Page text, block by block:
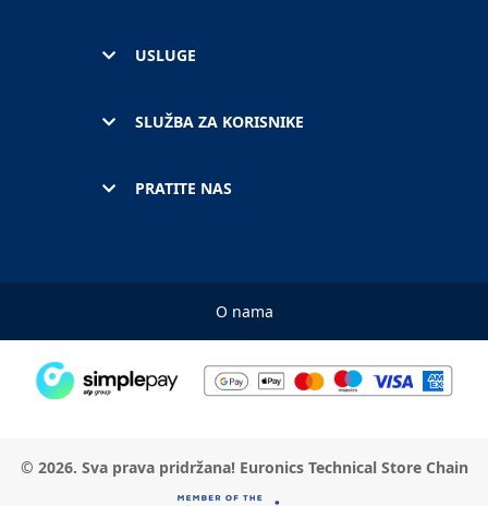
USLUGE
SLUŽBA ZA KORISNIKE
PRATITE NAS
O nama
© 2026. Sva prava pridržana! Euronics Technical Store Chain